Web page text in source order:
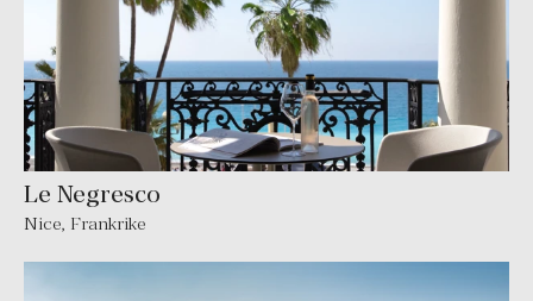
Le Negresco
Nice, Frankrike